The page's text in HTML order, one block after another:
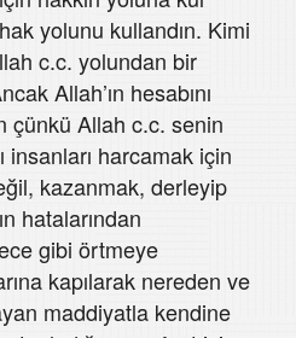
yolunu kullandın. Kimi
c.c. yolundan bir
Allah’ın hesabını
çünkü Allah c.c. senin
harcamak için
kazanmak, derleyip
hatalarından
gibi örtmeye
kapılarak nereden ve
maddiyatla kendine